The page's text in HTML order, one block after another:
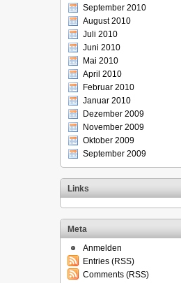
September 2010
August 2010
Juli 2010
Juni 2010
Mai 2010
April 2010
Februar 2010
Januar 2010
Dezember 2009
November 2009
Oktober 2009
September 2009
Links
Meta
Anmelden
Entries (RSS)
Comments (RSS)